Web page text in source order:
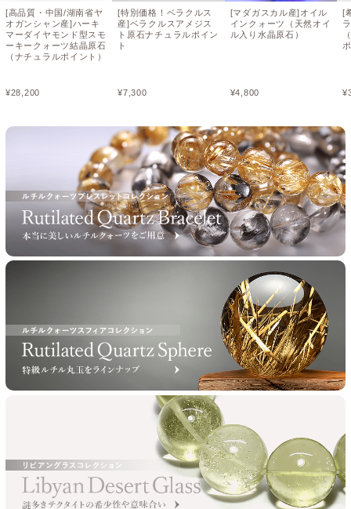
[高品質・中国/湖南省ヤ
オガンシャン産]ハーキ
マーダイヤモンド型スモ
ーキークォーツ結晶原石
（ナチュラルポイント）
¥28,200
[特別価格！ベラクルス
産]ベラクルスアメジス
ト原石ナチュラルポイン
ト
¥7,300
[マダガスカル産]オイル
インクォーツ（天然オイ
ル入り水晶原石）
¥4,800
[
¥